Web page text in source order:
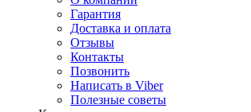
Гарантия
Доставка и оплата
Отзывы
Контакты
Позвонить
Написать в Viber
Полезные советы